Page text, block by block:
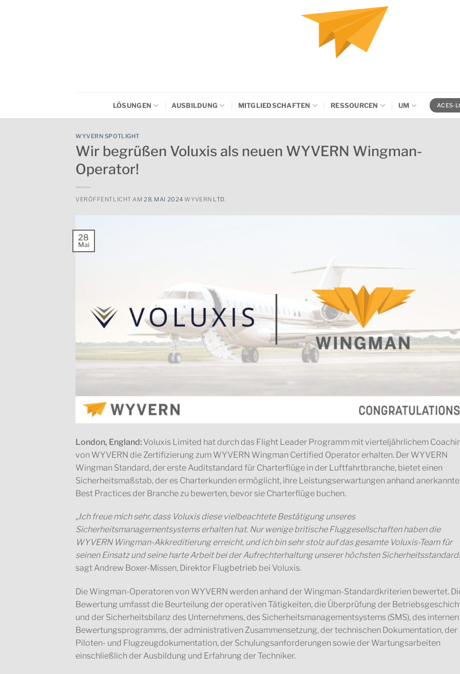
LÖSUNGEN AUSBILDUNG MITGLIEDSCHAFTEN RESSOURCEN UM ACES-
WYVERN SPOTLIGHT
Wir begrüßen Voluxis als neuen WYVERN Wingman-
Operator!
VERÖFFENTLICHT AM 28. MAI 2024 WYVERN LTD.
28
Mai
London, England: Voluxis Limited hat durch das Flight Leader Programm mit vierteljährlichem
von WYVERN die Zertifizierung zum WYVERN Wingman Certified Operator erhalten. Der WYVERN
Wingman Standard, der erste Auditstandard für Charterflüge in der Luftfahrtbranche, bietet einen
Sicherheitsmaßstab, der es Charterkunden ermöglicht, ihre Leistungserwartungen anhand
Best Practices der Branche zu bewerten, bevor sie Charterflüge buchen.
„Ich freue mich sehr, dass Voluxis diese vielbeachtete Bestätigung unseres
Sicherheitsmanagementsystems erhalten hat. Nur wenige britische Fluggesellschaften haben die
WYVERN Wingman-Akkreditierung erreicht, und ich bin sehr stolz auf das gesamte Voluxis-Team für
seinen Einsatz und seine harte Arbeit bei der Aufrechterhaltung unserer höchsten
sagt Andrew Boxer-Missen, Direktor Flugbetrieb bei Voluxis.
Die Wingman-Operatoren von WYVERN werden anhand der Wingman-Standardkriterien bewertet.
Bewertung umfasst die Beurteilung der operativen Tätigkeiten, die Überprüfung der
und der Sicherheitsbilanz des Unternehmens, des Sicherheitsmanagementsystems (SMS), des internen
Bewertungsprogramms, der administrativen Zusammensetzung, der technischen Dokumentation, der
Piloten- und Flugzeugdokumentation, der Schulungsanforderungen sowie der Wartungsarbeiten
einschließlich der Ausbildung und Erfahrung der Techniker.